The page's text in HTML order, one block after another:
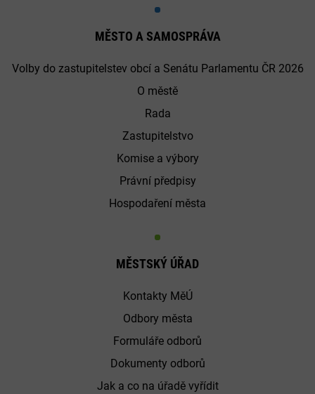
MĚSTO A SAMOSPRÁVA
Volby do zastupitelstev obcí a Senátu Parlamentu ČR 2026
O městě
Rada
Zastupitelstvo
Komise a výbory
Právní předpisy
Hospodaření města
MĚSTSKÝ ÚŘAD
Kontakty MěÚ
Odbory města
Formuláře odborů
Dokumenty odborů
Jak a co na úřadě vyřídit